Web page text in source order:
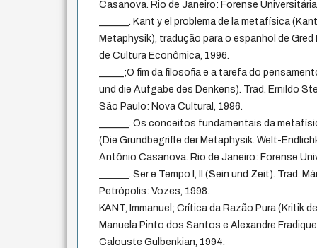
Casanova. Rio de Janeiro: Forense
______. Kant y el problema de la metafísica
Metaphysik), tradução para o espanhol de
de Cultura Econômica, 1996.
_____;O fim da filosofia e a tarefa do
und die Aufgabe des Denkens). Trad. Ernildo
São Paulo: Nova Cultural, 1996.
______. Os conceitos fundamentais da
(Die Grundbegriffe der Metaphysik. Welt-
Antônio Casanova. Rio de Janeiro: Forense
______. Ser e Tempo I, II (Sein und Zeit). Trad.
Petrópolis: Vozes, 1998.
KANT, Immanuel; Crítica da Razão Pura (Kritik
Manuela Pinto dos Santos e Alexandre
Calouste Gulbenkian, 1994.